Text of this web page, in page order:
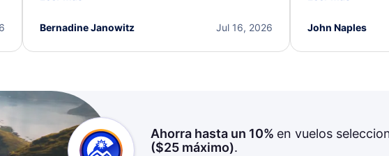
I truly appreciate the excellent support andJul 16, 2026
Bernadine Janowitz John Naples
Ahorra hasta un 10% en vuelos
($25máximo).